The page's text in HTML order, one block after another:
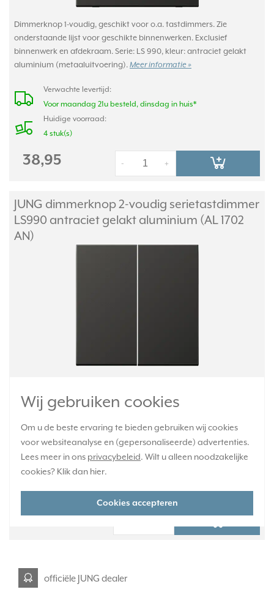
Wij gebruiken cookies
Om u de beste ervaring te bieden gebruiken wij cookies
voor websiteanalyse en (gepersonaliseerde) advertenties.
Lees meer in ons privacybeleid. Wilt u alleen noodzakelijke
cookies? Klik dan hier.
Cookies accepteren
Dimmerknop 1-voudig, geschikt voor o.a. tastdimmers. Zie
onderstaande lijst voor geschikte binnenwerken. Exclusief
binnenwerk en afdekraam. Serie: LS 990, kleur: antraciet gelakt
aluminium (metaaluitvoering). Meer informatie »
Verwachte levertijd:
Voor maandag 21u besteld, dinsdag in huis*
Huidige voorraad:
4 stuk(s)
38,95 +
-
JUNG dimmerknop 2-voudig serietastdimmer
LS990 antraciet gelakt aluminium (AL 1702
AN)
onderstaande lijst voor geschikte binnenwerken. Exclusief
binnenwerk en afdekraam. Serie: LS 990, kleur: antraciet gelakt
aluminium (metaaluitvoering). Meer informatie »
Verwachte levertijd:
0 stuk(s)
47,95
officiële JUNG dealer